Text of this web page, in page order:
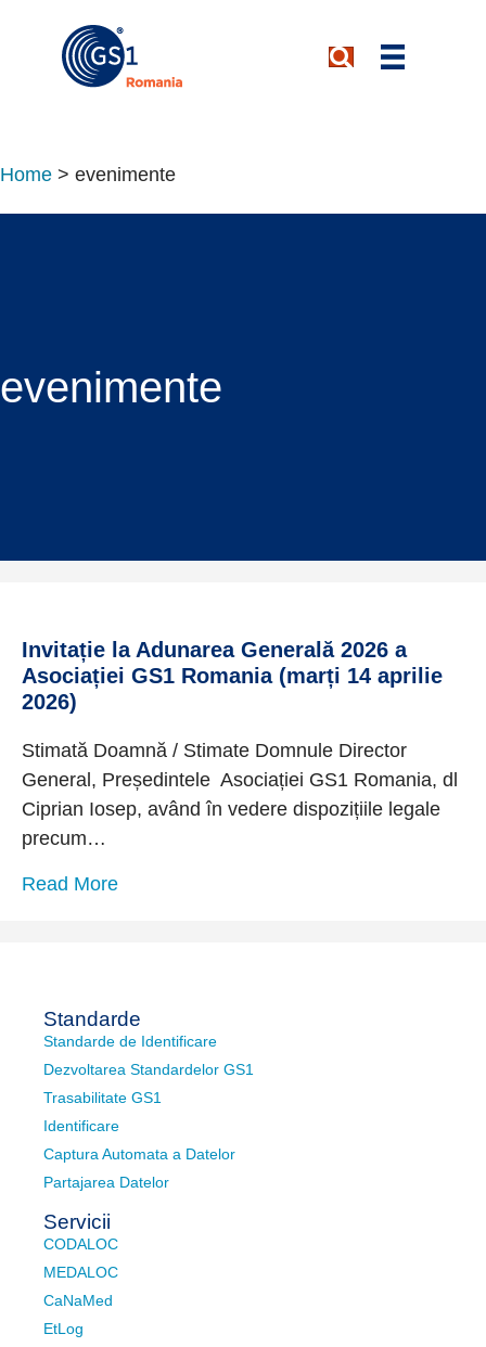
Home > evenimente
evenimente
Invitație la Adunarea Generală 2026 a
Asociației GS1 Romania (marți 14 aprilie
2026)
Stimată Doamnă / Stimate Domnule Director
General, Președintele Asociației GS1 Romania, dl
Ciprian Iosep, având în vedere dispozițiile legale
precum…
Read Moreabout Invitație la Adunarea Generală
Standarde
Standarde de Identificare
Dezvoltarea Standardelor GS1
Trasabilitate GS1
Identificare
Captura Automata a Datelor
Partajarea Datelor
Servicii
CODALOC
MEDALOC
CaNaMed
EtLog